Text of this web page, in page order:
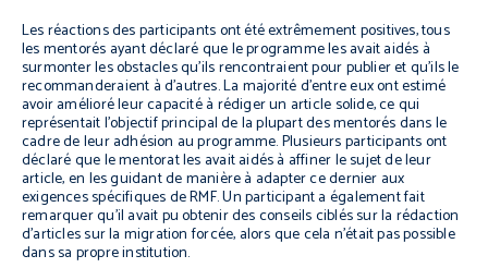
Les réactions des participants ont été extrêmement positives, tous
les mentorés ayant déclaré que le programme les avait aidés à
surmonter les obstacles qu’ils rencontraient pour publier et qu’ils le
recommanderaient à d’autres. La majorité d’entre eux ont estimé
avoir amélioré leur capacité à rédiger un article solide, ce qui
représentait l’objectif principal de la plupart des mentorés dans le
cadre de leur adhésion au programme. Plusieurs participants ont
déclaré que le mentorat les avait aidés à affiner le sujet de leur
article, en les guidant de manière à adapter ce dernier aux
exigences spécifiques de RMF. Un participant a également fait
remarquer qu’il avait pu obtenir des conseils ciblés sur la rédaction
d’articles sur la migration forcée, alors que cela n’était pas possible
dans sa propre institution.